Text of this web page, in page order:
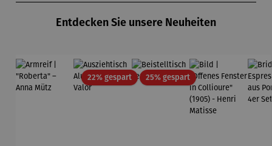
Entdecken Sie unsere Neuheiten
22% gespartRabatt25% gespartRabatt